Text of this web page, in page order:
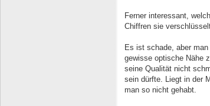
Ferner interessant,
Chiffren sie
Es ist schade, aber
gewisse optische Nähe
seine Qualität nicht
sein dürfte. Liegt in der
man so nicht gehabt.